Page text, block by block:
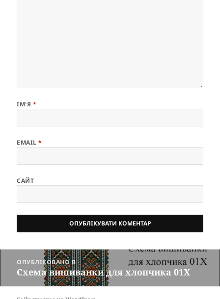
ІМ'Я *
EMAIL*
САЙТ
записівОПУБЛІКОВАНО В
Схема вишиванки для хлопчика 01Х